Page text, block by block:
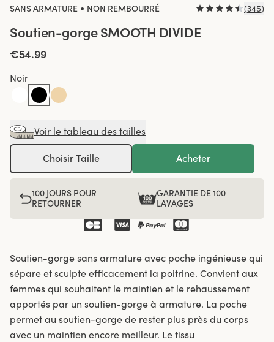
SANS ARMATURE • NON REMBOURRÉ (345)
Soutien-gorge SMOOTH DIVIDE
€54.99
Noir
Voir le tableau des tailles
Choisir Taille Acheter
100 JOURS POUR
RETOURNER
GARANTIE DE 100
LAVAGES
Soutien-gorge sans armature avec poche ingénieuse qui
sépare et sculpte efficacement la poitrine. Convient aux
femmes qui souhaitent le maintien et le rehaussement
apportés par un soutien-gorge à armature. La poche
permet au soutien-gorge de rester plus près du corps
avec un maintien encore meilleur. Le tissu